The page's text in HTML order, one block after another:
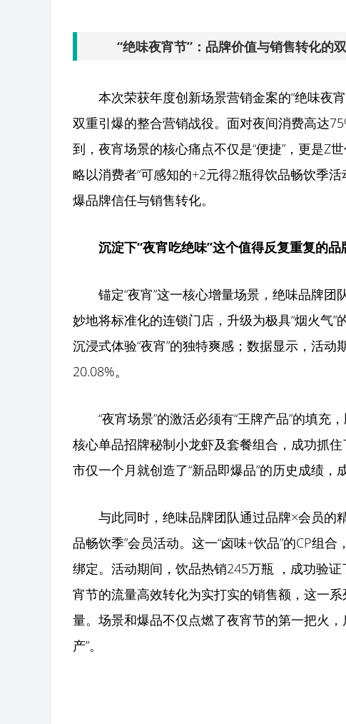
“绝味夜宵节”：品牌价值与销售转化的
本次荣获年度创新场景营销金案的“绝味夜
双重引爆的整合营销战役。面对夜间消费高达
到，夜宵场景的核心痛点不仅是“便捷”，更是Z
略以消费者“可感知的+2元得2瓶得饮品畅饮季
爆品牌信任与销售转化。
沉淀下“夜宵吃绝味”这个值得反复重复的
锚定“夜宵”这一核心增量场景，绝味品牌团
妙地将标准化的连锁门店，升级为极具“烟火气
沉浸式体验“夜宵”的独特爽感；数据显示，活动
20.08%。
“夜宵场景”的激活必须有“王牌产品”的填充
核心单品招牌秘制小龙虾及套餐组合，成功抓
市仅一个月就创造了“新品即爆品”的历史成绩，
与此同时，绝味品牌团队通过品牌×会员的
品畅饮季”会员活动。这一“卤味+饮品”的CP组
绑定。活动期间，饮品热销245万瓶 ，成功验
宵节的流量高效转化为实打实的销售额，这一
量。场景和爆品不仅点燃了夜宵节的第一把火
产”。